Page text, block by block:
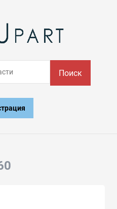
Поиск